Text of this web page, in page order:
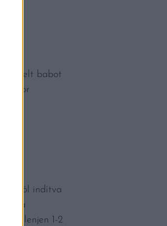
babot
akkor
indítva
a
1-2